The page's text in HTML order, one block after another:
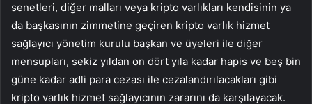
senetleri, diğer malları veya kripto varlıkları kendisinin ya
da başkasının zimmetine geçiren kripto varlık hizmet
sağlayıcı yönetim kurulu başkan ve üyeleri ile diğer
mensupları, sekiz yıldan on dört yıla kadar hapis ve beş bin
güne kadar adli para cezası ile cezalandırılacakları gibi
kripto varlık hizmet sağlayıcının zararını da karşılayacak.